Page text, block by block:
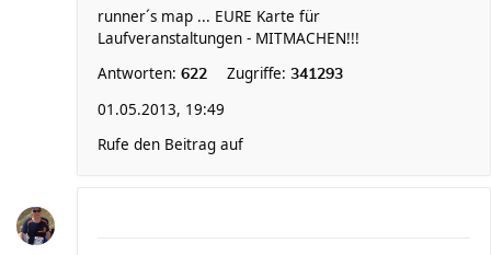
runner´s map ... EURE Karte für
Laufveranstaltungen - MITMACHEN!!!
Antworten: 622 Zugriffe: 341293
01.05.2013, 19:49
Rufe den Beitrag auf